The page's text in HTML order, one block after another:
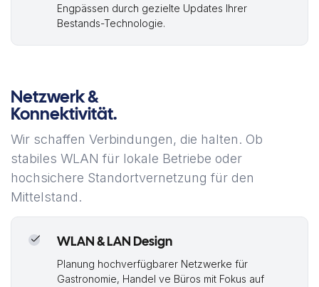
Engpässen durch gezielte Updates Ihrer
Bestands-Technologie.
Netzwerk &
Konnektivität.
Wir schaffen Verbindungen, die halten. Ob
stabiles WLAN für lokale Betriebe oder
hochsichere Standortvernetzung für den
Mittelstand.
WLAN & LAN Design
Planung hochverfügbarer Netzwerke für
Gastronomie, Handel ve Büros mit Fokus auf